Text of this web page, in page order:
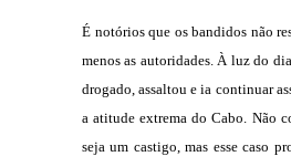
É notórios que os bandidos não
menos as autoridades. À luz do
drogado, assaltou e ia continuar
a atitude extrema do Cabo. Não
seja um castigo, mas esse caso